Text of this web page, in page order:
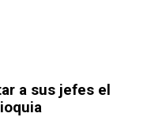
a sus jefes el